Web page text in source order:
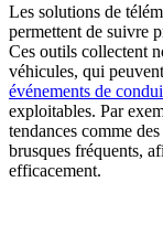
Les solutions de
permettent de suivre
Ces outils collectent
véhicules, qui
événements de
exploitables. Par
tendances comme
brusques fréquents,
efficacement.